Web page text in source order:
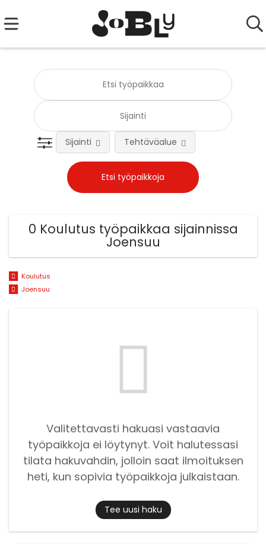
Sijainti Tehtäväalue
0 Koulutus työpaikkaa sijainnissa
Joensuu
Koulutus
Joensuu
Valitettavasti hakuasi vastaavia
työpaikkoja ei löytynyt. Voit halutessasi
tilata hakuvahdin, jolloin saat ilmoituksen
heti, kun sopivia työpaikkoja julkaistaan.
Tee uusi haku